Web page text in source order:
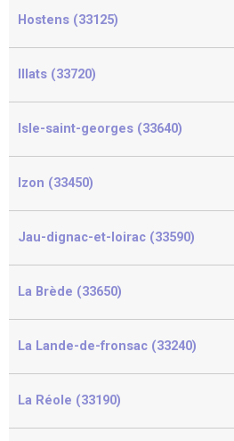
Hostens (33125)
Illats (33720)
Isle-saint-georges (33640)
Izon (33450)
Jau-dignac-et-loirac (33590)
La Brède (33650)
La Lande-de-fronsac (33240)
La Réole (33190)